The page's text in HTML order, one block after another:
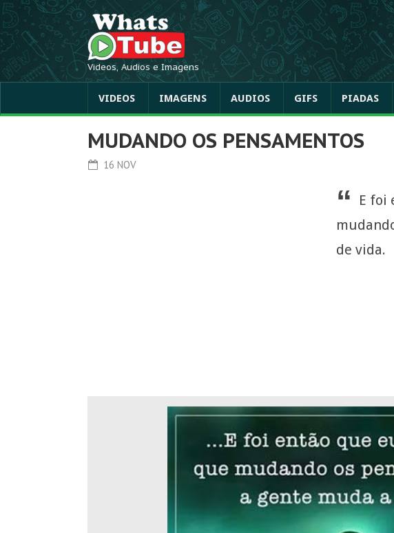
Videos, Audios e Imagens
VIDEOS IMAGENS AUDIOS GIFS PIADAS
MUDANDO OS PENSAMENTOS
16 NOV
“
E foi
de vida.